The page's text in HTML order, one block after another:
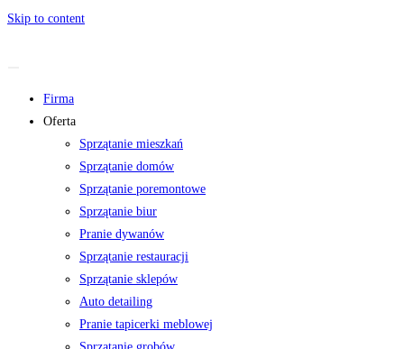
Skip to content
Firma
Oferta
Sprzątanie mieszkań
Sprzątanie domów
Sprzątanie poremontowe
Sprzątanie biur
Pranie dywanów
Sprzątanie restauracji
Sprzątanie sklepów
Auto detailing
Pranie tapicerki meblowej